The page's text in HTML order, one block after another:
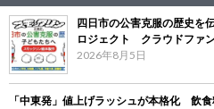
四日市の公害克服の歴史を
ロジェクト クラウドファ
2026年8月5日
「中東発」値上げラッシュが本格化 飲